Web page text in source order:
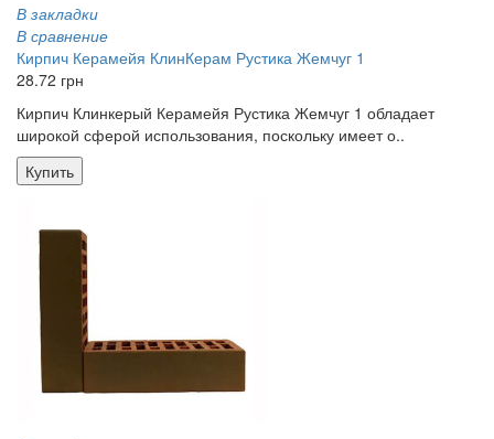
В закладки
В сравнение
Кирпич Керамейя КлинКерам Рустика Жемчуг 1
28.72 грн
Кирпич Клинкерый Керамейя Рустика Жемчуг 1 обладает
широкой сферой использования, поскольку имеет о..
Купить